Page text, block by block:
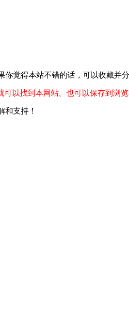
觉得本站不错的话，可以收藏并分
以找到本网站。也可以保存到浏览
和支持！